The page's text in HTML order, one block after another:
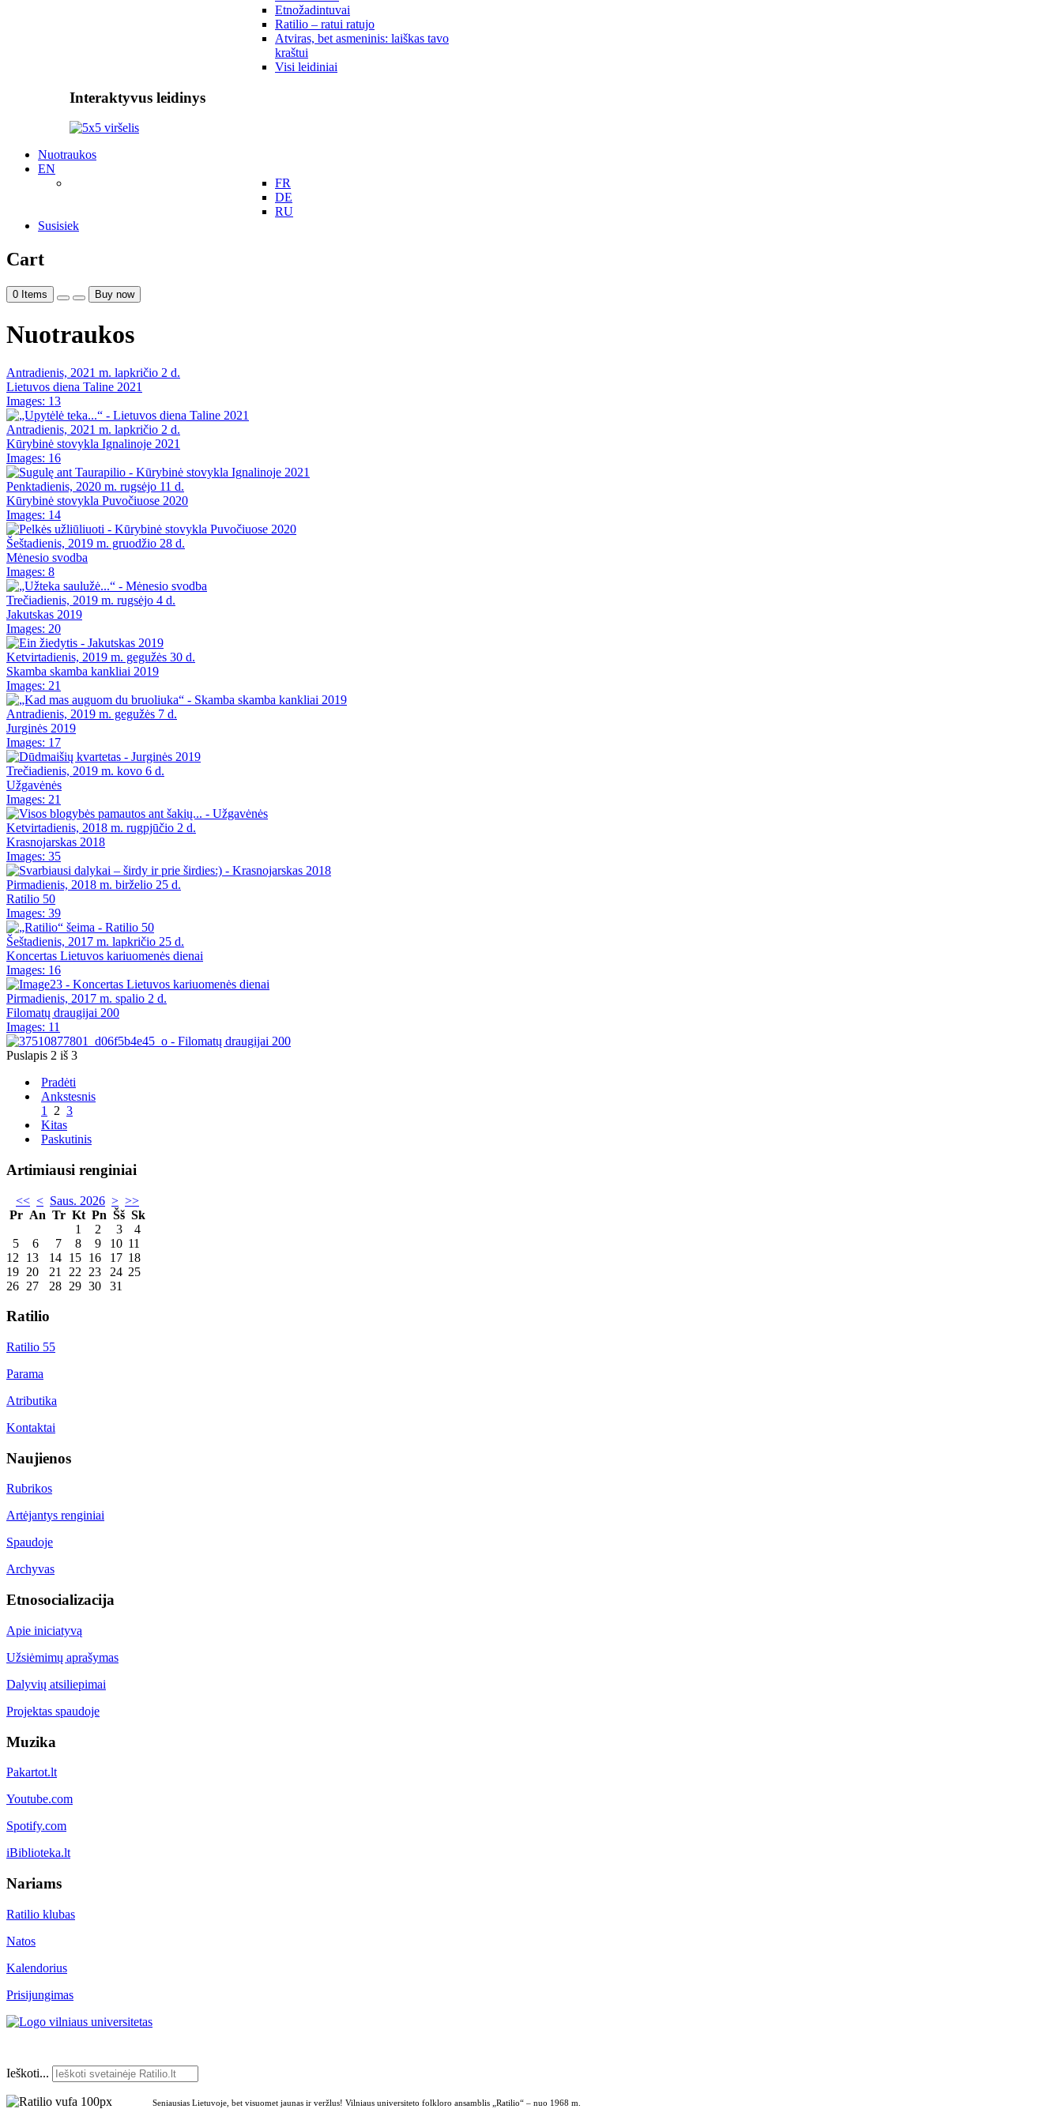
Etnožadintuvai
Ratilio – ratui ratujo
Atviras, bet asmeninis: laiškas tavo
kraštui
Visi leidiniai
Interaktyvus leidinys
Nuotraukos
EN
FR
DE
RU
Susisiek
Cart
0 Items Buy now
Nuotraukos
Antradienis, 2021 m. lapkričio 2 d.
Lietuvos diena Taline 2021
Images: 13
Antradienis, 2021 m. lapkričio 2 d.
Kūrybinė stovykla Ignalinoje 2021
Images: 16
Penktadienis, 2020 m. rugsėjo 11 d.
Kūrybinė stovykla Puvočiuose 2020
Images: 14
Šeštadienis, 2019 m. gruodžio 28 d.
Mėnesio svodba
Images: 8
Trečiadienis, 2019 m. rugsėjo 4 d.
Jakutskas 2019
Images: 20
Ketvirtadienis, 2019 m. gegužės 30 d.
Skamba skamba kankliai 2019
Images: 21
Antradienis, 2019 m. gegužės 7 d.
Jurginės 2019
Images: 17
Trečiadienis, 2019 m. kovo 6 d.
Užgavėnės
Images: 21
Ketvirtadienis, 2018 m. rugpjūčio 2 d.
Krasnojarskas 2018
Images: 35
Pirmadienis, 2018 m. birželio 25 d.
Ratilio 50
Images: 39
Šeštadienis, 2017 m. lapkričio 25 d.
Koncertas Lietuvos kariuomenės dienai
Images: 16
Pirmadienis, 2017 m. spalio 2 d.
Filomatų draugijai 200
Images: 11
Puslapis 2 iš 3
Pradėti
Ankstesnis
1
2 3
Kitas
Paskutinis
Artimiausi renginiai
<< < Saus. 2026 > >>
Pr An Tr Kt Pn Šš Sk
1
2 3
4
5
6 7 8 9 10 11
12
13 14 15 16 17 18
19 20 21 22 23 24 25
26 27 28 29 30 31
Ratilio
Ratilio 55
Parama
Atributika
Kontaktai
Naujienos
Rubrikos
Artėjantys renginiai
Spaudoje
Archyvas
Etnosocializacija
Apie iniciatyvą
Užsiėmimų aprašymas
Dalyvių atsiliepimai
Projektas spaudoje
Muzika
Pakartot.lt
Youtube.com
Spotify.com
iBiblioteka.lt
Nariams
Ratilio klubas
Natos
Kalendorius
Prisijungimas
Ieškoti...
Seniausias Lietuvoje, bet visuomet jaunas ir veržlus! Vilniaus universiteto folkloro ansamblis „Ratilio“ – nuo 1968 m.